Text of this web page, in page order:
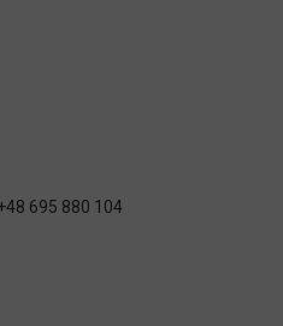
695 880 104